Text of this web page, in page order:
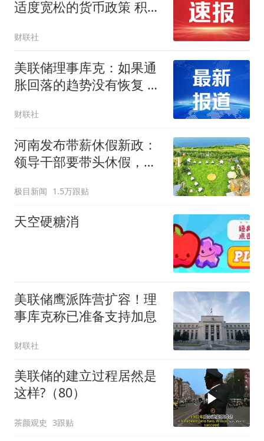
适度宽松的货币政策 积极
贷需求
财联社
美联储理事库克：如果通
胀回落的趋势没有恢复 她
财联社
河南发布带薪休假新政：
领导干部要带头休假，推
足；鼓励3-7天弹性长假，
构建“周五半天+周末+年
假”短途度假模式
极目新闻 1.5万跟贴
天空硬糖消
美联储鹰派阵营扩容！理
事库克称已准备支持加息
财联社
美联储的建立过程居然是
这样?（80）
茶颜观史 3跟贴